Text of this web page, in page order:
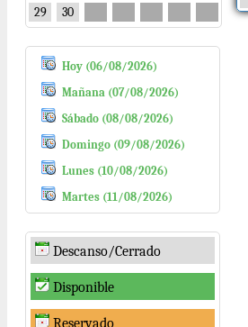
29
30
Hoy (06/08/2026)
Mañana (07/08/2026)
Sábado (08/08/2026)
Domingo (09/08/2026)
Lunes (10/08/2026)
Martes (11/08/2026)
Descanso/Cerrado
Disponible